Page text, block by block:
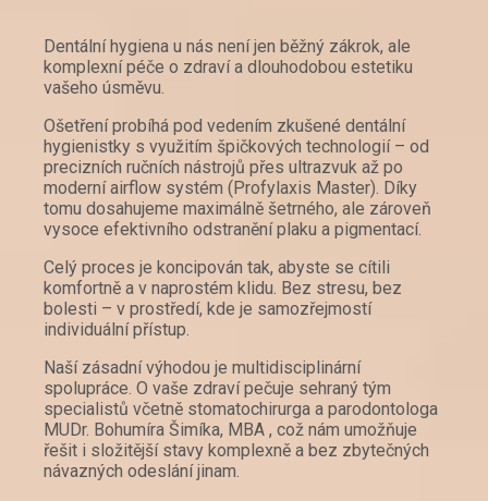
Dentální hygiena u nás není jen běžný zákrok, ale
komplexní péče o zdraví a dlouhodobou estetiku
vašeho úsměvu.
Ošetření probíhá pod vedením zkušené dentální
hygienistky s využitím špičkových technologií – od
precizních ručních nástrojů přes ultrazvuk až po
moderní airflow systém (Profylaxis Master). Díky
tomu dosahujeme maximálně šetrného, ale zároveň
vysoce efektivního odstranění plaku a pigmentací.
Celý proces je koncipován tak, abyste se cítili
komfortně a v naprostém klidu. Bez stresu, bez
bolesti – v prostředí, kde je samozřejmostí
individuální přístup.
Naší zásadní výhodou je multidisciplinární
spolupráce. O vaše zdraví pečuje sehraný tým
specialistů včetně stomatochirurga a parodontologa
MUDr. Bohumíra Šimíka, MBA , což nám umožňuje
řešit i složitější stavy komplexně a bez zbytečných
návazných odeslání jinam.